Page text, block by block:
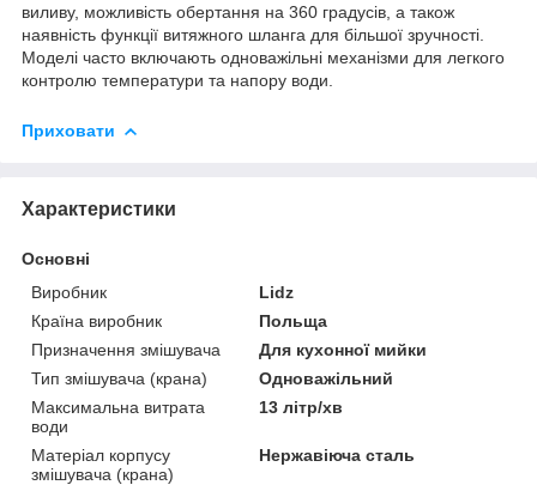
виливу, можливість обертання на 360 градусів, а також
наявність функції витяжного шланга для більшої зручності.
Моделі часто включають одноважільні механізми для легкого
контролю температури та напору води.
Приховати
Характеристики
Основні
Виробник
Lidz
Країна виробник
Польща
Призначення змішувача
Для кухонної мийки
Тип змішувача (крана)
Одноважільний
Максимальна витрата
води
13 літр/хв
Матеріал корпусу
змішувача (крана)
Нержавіюча сталь